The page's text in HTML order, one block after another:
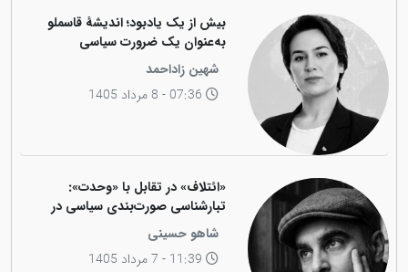
بیش از یک یادبود؛ اندیشهٔ قاسملو
به‌عنوان یک ضرورت سیاسی
شهین زاداحمد
«ائتلاف» در تقابل با «وحدت»:
تبارشناسی صورت‌بندی سیاسی در
جامعه کوردی
شاهو حسینی